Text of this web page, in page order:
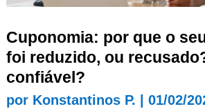
Cuponomia: por que o
foi reduzido, ou
confiável?
por Konstantinos P. 01/02/